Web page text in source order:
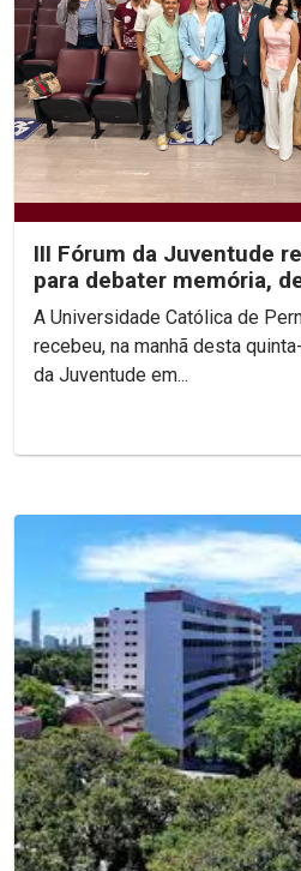
III Fórum da Juventude
para debater memória,
direitos humanos na...
A Universidade Católica de
recebeu, na manhã desta
da Juventude em...